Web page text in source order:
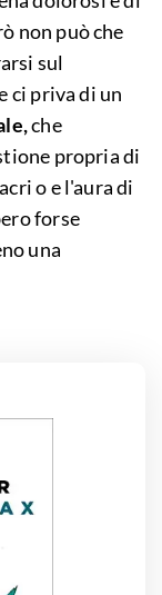
non può che
sul
ci priva di un
che
propria di
o e l'aura di
forse
una